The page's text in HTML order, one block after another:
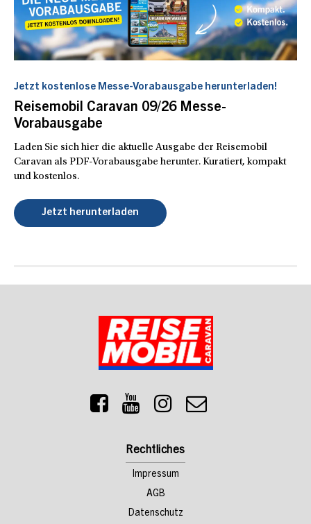
Jetzt kostenlose Messe-Vorabausgabe herunterladen!
Reisemobil Caravan 09/26 Messe-
Vorabausgabe
Laden Sie sich hier die aktuelle Ausgabe der Reisemobil
Caravan als PDF-Vorabausgabe herunter. Kuratiert, kompakt
und kostenlos.
Jetzt herunterladen
Rechtliches
Impressum
AGB
Datenschutz